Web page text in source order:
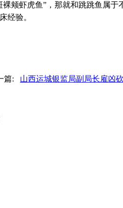
裸颊虾虎鱼”，那就和跳跳鱼属
经验。
篇: 山西运城银监局副局长雇凶